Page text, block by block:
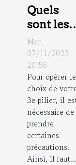
Quels
sont les
critères
de choix
d’un
conseiller
pour 3e
pilier ?
Mar.
07/11/2023
20:56
Pour opérer le
choix de
3e pilier, il
nécessaire de
prendre
certaines
précautions.
Ainsi, il faut...